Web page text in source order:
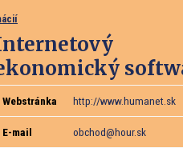
Webstránka http://www.humanet.sk
E-mail obchod@hour.sk